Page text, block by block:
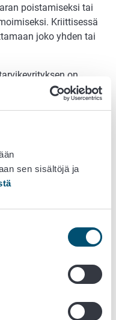
sen sisältöjä ja
poistamiseksi tai
Kriittisessä
joko yhden tai
on
liittyvät kriittiset
voi olla esimerkiksi
kuljetuksessa
avuksi voi
että kyseisessä